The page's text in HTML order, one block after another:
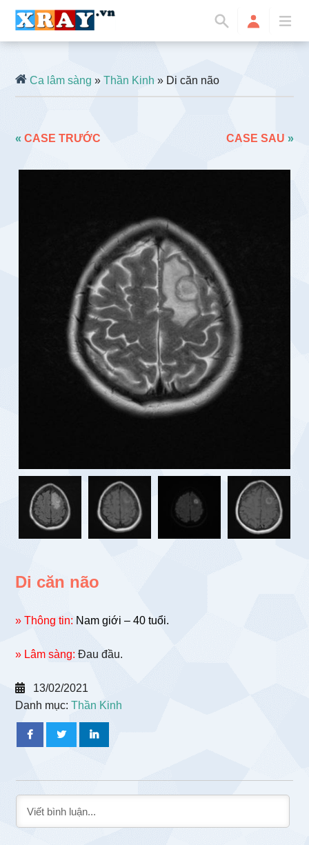
Ca lâm sàng »Thần Kinh » Di căn não
«CASE TRƯỚC CASE SAU »
Di căn não
» Thông tin: Nam giới – 40 tuổi.
» Lâm sàng: Đau đầu.
13/02/2021
Danh mục:Thần Kinh